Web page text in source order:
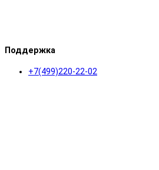
Поддержка
+7(499)220-22-02